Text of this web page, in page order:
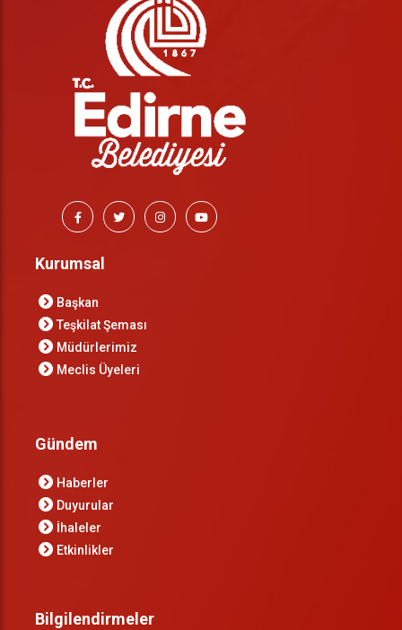
Kurumsal
Başkan
Teşkilat Şeması
Müdürlerimiz
Meclis Üyeleri
Gündem
Haberler
Duyurular
İhaleler
Etkinlikler
Bilgilendirmeler